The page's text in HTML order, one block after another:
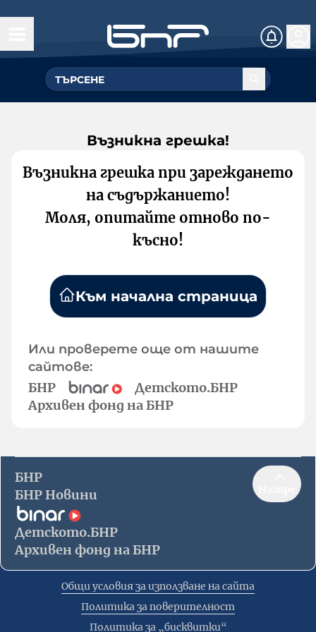
Възникна грешка!
Възникна грешка при зареждането
на съдържанието!
Моля, опитайте отново по-
късно!
Към начална страница
Или проверете още от нашите
сайтове:
БНР
Детското.БНР
Архивен фонд на БНР
БНР
БНР Новини
Детското.БНР
Архивен фонд на БНР
Общи условия за използване на сайта
Политика за поверителност
Политика за „бисквитки“